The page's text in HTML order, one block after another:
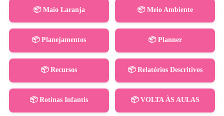
📦 Maio Laranja 📦 Meio Ambiente
📦 Planejamentos 📦 Planner
📦 Recursos 📦 Relatórios Descritivos
📦 Rotinas Infantis 📦 VOLTA ÀS AULAS